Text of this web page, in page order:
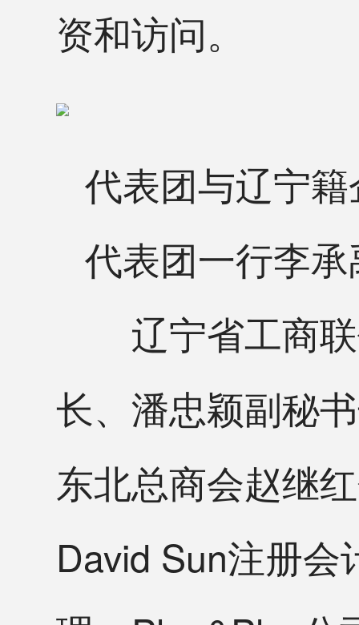
资和访问。
代表团与辽宁
代表团一行李
辽宁省工商联
长、潘忠颖副秘
东北总商会赵继
David Sun注册